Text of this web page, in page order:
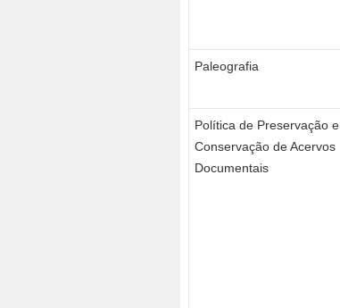
Paleografia
Política de Preservação e
Conservação de Acervos
Documentais